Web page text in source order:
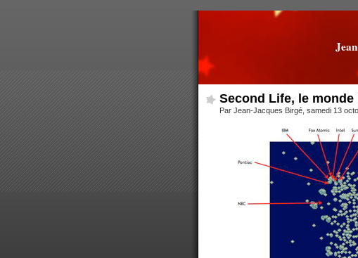
Second Life, le
Par Jean-Jacques Birgé, samedi 13